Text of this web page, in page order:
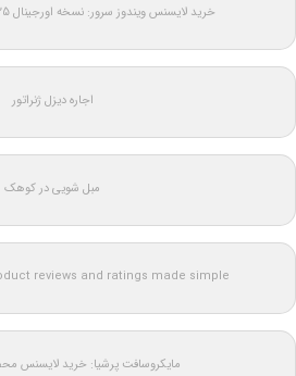
خرید لایسنس ویندوز سرور: نسخه اورجینال Windows Server 2025
اجاره دیزل ژنراتور
مبل شویی در کوهک
reviews and ratings made simple
مایکروسافت پرشیا: خرید لایسنس